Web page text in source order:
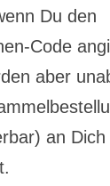
Du den
Code
aber
an Dich